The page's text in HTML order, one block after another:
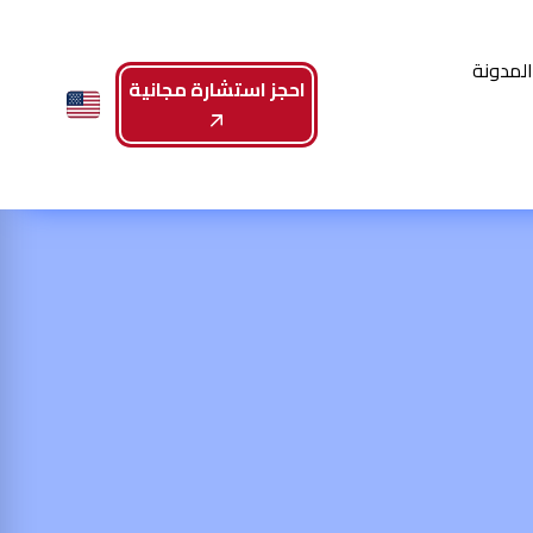
المدونة
احجز استشارة مجانية